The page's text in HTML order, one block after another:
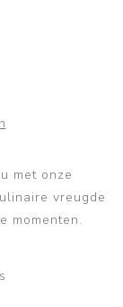
met onze
vreugde
momenten.